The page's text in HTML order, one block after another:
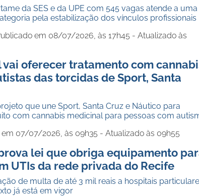
da SES e da UPE com 545 vagas atende a uma
pela estabilização dos vínculos profissionais
em 08/07/2026, às 17h45 - Atualizado às
oferecer tratamento com
das torcidas de Sport, Santa
que une Sport, Santa Cruz e Náutico para
com cannabis medicinal para pessoas com
07/07/2026, às 09h35 - Atualizado às 09h55
lei que obriga equipamento
UTIs da rede privada do Recife
de multa de até 3 mil reais a hospitais
já está em vigor